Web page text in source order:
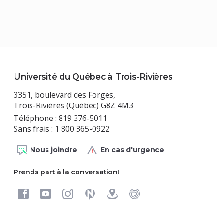
Université du Québec à Trois-Rivières
3351, boulevard des Forges,
Trois-Rivières (Québec) G8Z 4M3
Téléphone : 819 376-5011
Sans frais : 1 800 365-0922
Nous joindre En cas d'urgence
Prends part à la conversation!